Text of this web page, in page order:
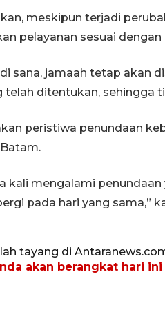
meskipun terjadi
pelayanan sesuai
di sana, jamaah tetap akan
telah ditentukan, sehingga
peristiwa penundaan
kali mengalami
pada hari yang sama,”
tayang di
akan berangkat hari ini